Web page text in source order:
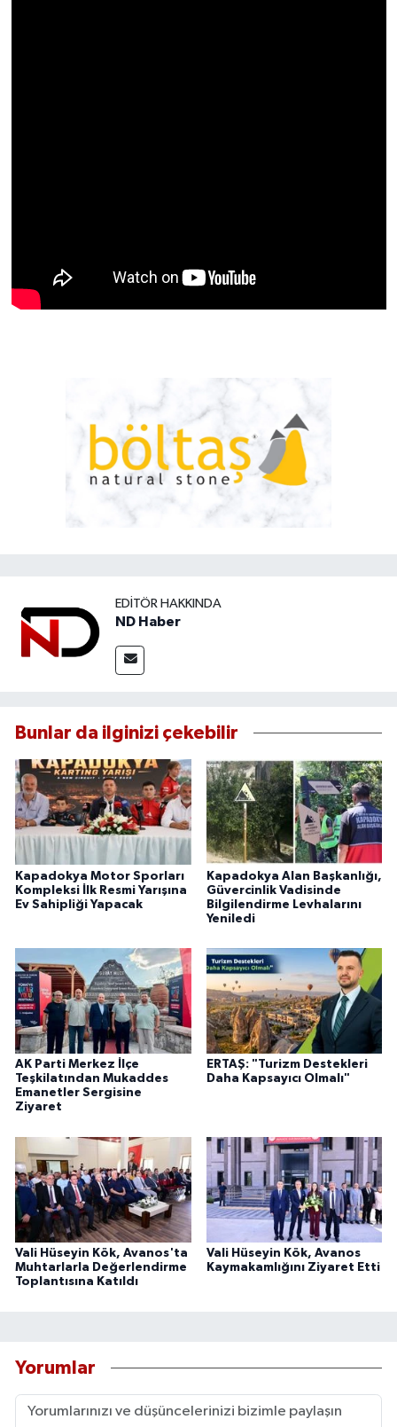
EDITÖR HAKKINDA
ND Haber
Bunlar da ilginizi çekebilir
Kapadokya Motor Sporları
Kompleksi İlk Resmi Yarışına
Ev Sahipliği Yapacak
Kapadokya Alan Başkanlığı,
Güvercinlik Vadisinde
Bilgilendirme Levhalarını
Yeniledi
AK Parti Merkez İlçe
Teşkilatından Mukaddes
Emanetler Sergisine
Ziyaret
ERTAŞ: "Turizm Destekleri
Daha Kapsayıcı Olmalı"
Vali Hüseyin Kök, Avanos'ta
Muhtarlarla Değerlendirme
Toplantısına Katıldı
Vali Hüseyin Kök, Avanos
Kaymakamlığını Ziyaret Etti
Yorumlar